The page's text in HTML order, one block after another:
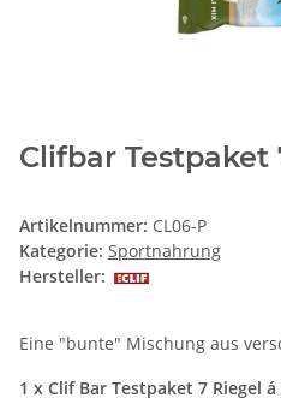
Clifbar Testpaket
Artikelnummer: CL06-P
Kategorie: Sportnahrung
Hersteller:
Eine "bunte" Mischung aus
1 x Clif Bar Testpaket 7 Riegel á